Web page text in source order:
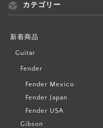
カテゴリー
新着商品
Guitar
Fender
Fender Mexico
Fender Japan
Fender USA
Gibson